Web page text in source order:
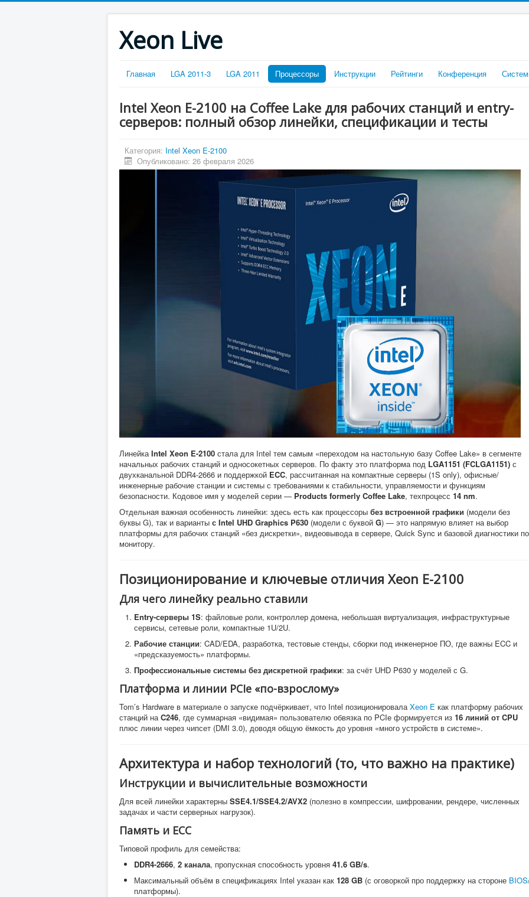
Xeon Live
Главная LGA 2011-3 LGA 2011 Процессоры Инструкции Рейтинги Конференция
Intel Xeon E-2100 на Coffee Lake для рабочих станций и entry-
серверов: полный обзор линейки, спецификации и тесты
Категория: Intel Xeon E-2100
Опубликовано: 26 февраля 2026
ЛинейкаIntel Xeon E-2100 стала для Intel тем самым «переходом на настольную базу Coffee Lake» в сегменте
начальных рабочих станций и односокетных серверов. По факту это платформа под LGA1151 (FCLGA1151) с
двухканальной DDR4-2666 и поддержкой ECC, рассчитанная на компактные серверы (1S only), офисные/
инженерные рабочие станции и системы с требованиями к стабильности, управляемости и функциям
безопасности. Кодовое имя у моделей серии — Products formerly Coffee Lake, техпроцесс 14 nm.
Отдельная важная особенность линейки: здесь есть как процессоры без встроенной графики (модели без
буквы G), так и варианты с Intel UHD Graphics P630 (модели с буквой G) — это напрямую влияет на выбор
платформы для рабочих станций «без дискретки», видеовывода в сервере, Quick Sync и базовой диагностики по
монитору.
Позиционирование и ключевые отличия Xeon E-2100
Для чего линейку реально ставили
Entry-серверы 1S: файловые роли, контроллер домена, небольшая виртуализация, инфраструктурные
сервисы, сетевые роли, компактные 1U/2U.
Рабочие станции: CAD/EDA, разработка, тестовые стенды, сборки под инженерное ПО, где важны ECC и
«предсказуемость» платформы.
Профессиональные системы без дискретной графики: за счёт UHD P630 у моделей с G.
Платформа и линии PCIe «по-взрослому»
Tom’s Hardware в материале о запуске подчёркивает, что Intel позиционировалаXeon E как платформу рабочих
станций наC246, где суммарная «видимая» пользователю обвязка по PCIe формируется из 16 линий от CPU
плюс линии через чипсет (DMI 3.0), доводя общую ёмкость до уровня «много устройств в системе».
Архитектура и набор технологий (то, что важно на практике)
Инструкции и вычислительные возможности
Для всей линейки характерны SSE4.1/SSE4.2/AVX2 (полезно в компрессии, шифровании, рендере, численных
задачах и части серверных нагрузок).
Память и ECC
Типовой профиль для семейства:
DDR4-2666, 2 канала, пропускная способность уровня 41.6 GB/s.
Максимальный объём в спецификациях Intel указан как 128 GB (с оговоркой про поддержку на стороне BIOS
платформы).